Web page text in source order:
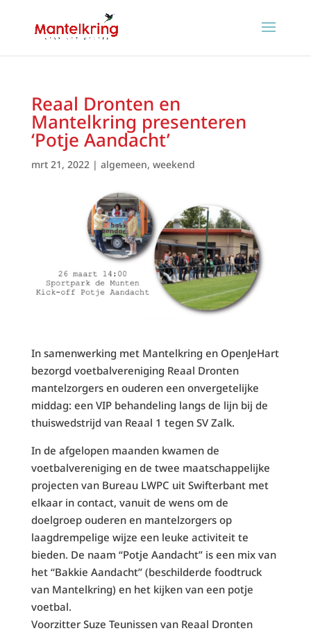
Reaal Dronten en
Mantelkring presenteren
‘Potje Aandacht’
mrt 21, 2022| algemeen, weekend
In samenwerking met Mantelkring en OpenJeHart
bezorgd voetbalvereniging Reaal Dronten
mantelzorgers en ouderen een onvergetelijke
middag: een VIP behandeling langs de lijn bij de
thuiswedstrijd van Reaal 1 tegen SV Zalk.
In de afgelopen maanden kwamen de
voetbalvereniging en de twee maatschappelijke
projecten van Bureau LWPC uit Swifterbant met
elkaar in contact, vanuit de wens om de
doelgroep ouderen en mantelzorgers op
laagdrempelige wijze een leuke activiteit te
bieden. De naam “Potje Aandacht” is een mix van
het “Bakkie Aandacht” (beschilderde foodtruck
van Mantelkring) en het kijken van een potje
voetbal.
Voorzitter Suze Teunissen van Reaal Dronten